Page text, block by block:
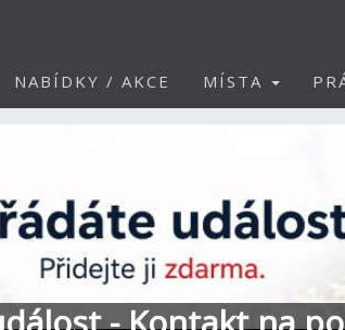
NABÍDKY / AKCE MÍSTA